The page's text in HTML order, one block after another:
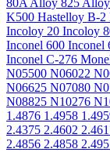
80A Alloy 825
K500 Hastelloy B-2
Incoloy 20 Incoloy
Inconel 600 Inconel
Inconel C-276
N05500 N06022
N06625 N07080
N08825 N10276
1.4876 1.4958
2.4375 2.4602
2.4856 2.4858